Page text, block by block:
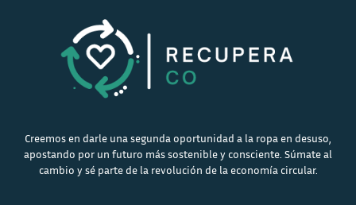
Creemos en darle una segunda oportunidad a la ropa en desuso,
apostando por un futuro más sostenible y consciente. Súmate al
cambio y sé parte de la revolución de la economía circular.